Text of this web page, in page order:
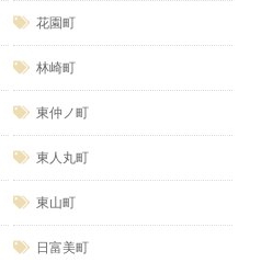
花園町
林崎町
東仲ノ町
東人丸町
東山町
日富美町